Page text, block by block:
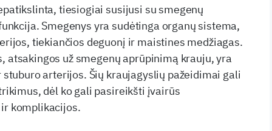
tiesiogiai susijusi su smegenų
Smegenys yra sudėtinga organų sistema,
tiekiančios deguonį ir maistines medžiagas.
atsakingos už smegenų aprūpinimą krauju, yra
arterijos. Šių kraujagyslių pažeidimai gali
dėl ko gali pasireikšti įvairūs
komplikacijos.